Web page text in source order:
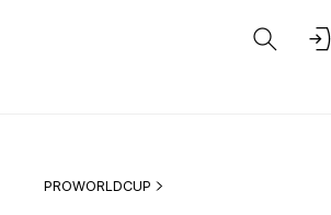
PROWORLDCUP